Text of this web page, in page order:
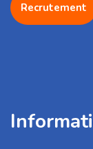
Recrutement